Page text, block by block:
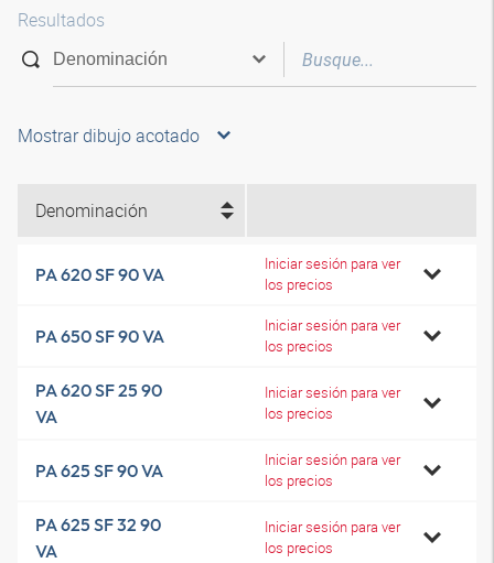
Resultados
Mostrar dibujo acotado
Denominación
PA 620 SF 90 VA
Iniciar sesión para ver
los precios
PA 650 SF 90 VA
Iniciar sesión para ver
los precios
PA 620 SF 25 90
VA
Iniciar sesión para ver
los precios
PA 625 SF 90 VA
Iniciar sesión para ver
los precios
PA 625 SF 32 90
VA
Iniciar sesión para ver
los precios